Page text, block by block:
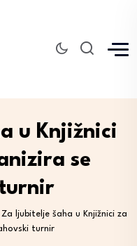
u Knjižnici
se
Za ljubitelje šaha u Knjižnici za
turnir